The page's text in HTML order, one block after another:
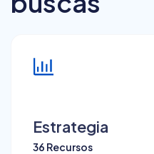
Estrategia
36 Recursos